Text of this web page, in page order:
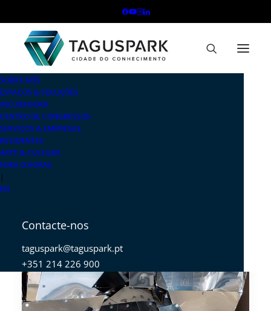
SOBRE NÓS
ESPAÇOS & SOLUÇÕES
INCUBADORA
CENTRO DE CONGRESSOS
SERVIÇOS & EMPRESAS
RESIDENTES
ARTE & CULTURA
FORA D’HORAS
|
EN
Contacte-nos
taguspark@taguspark.pt
+351 214 226 900